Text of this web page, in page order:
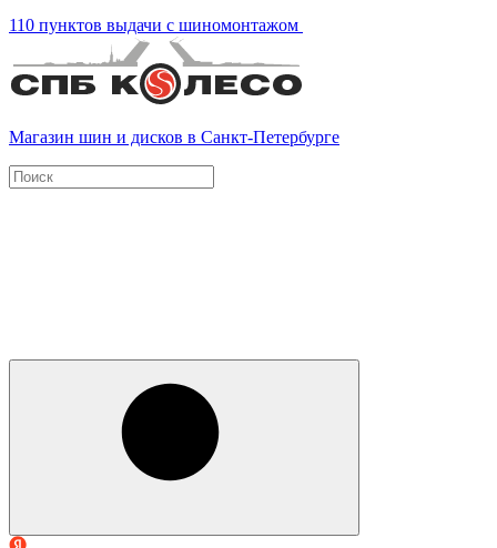
110 пунктов выдачи с шиномонтажом
Магазин шин и дисков в Санкт-Петербурге